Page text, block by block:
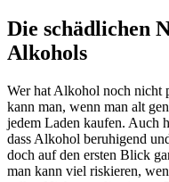
Die schädlichen
Alkohols
Wer hat Alkohol noch nicht
kann man, wenn man alt
jedem Laden kaufen. Auch
dass Alkohol beruhigend
doch auf den ersten Blick
man kann viel riskieren,